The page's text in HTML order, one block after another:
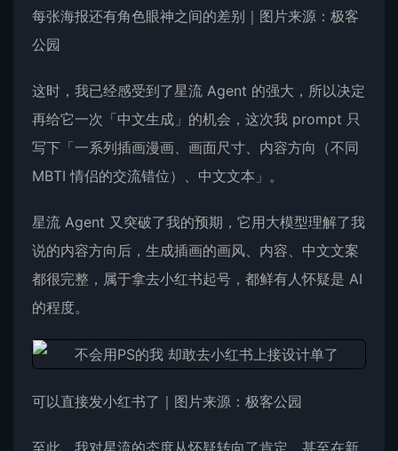
每张海报还有角色眼神之间的差别｜图片来源：极客
公园
这时，我已经感受到了星流 Agent 的强大，所以决定
再给它一次「中文生成」的机会，这次我 prompt 只
写下「一系列插画漫画、画面尺寸、内容方向（不同
MBTI 情侣的交流错位）、中文文本」。
星流 Agent 又突破了我的预期，它用大模型理解了我
说的内容方向后，生成插画的画风、内容、中文文案
都很完整，属于拿去小红书起号，都鲜有人怀疑是 AI
的程度。
可以直接发小红书了｜图片来源：极客公园
至此，我对星流的态度从怀疑转向了肯定，甚至在新